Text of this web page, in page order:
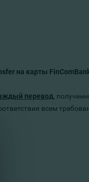
на карты
перевод ,
всем